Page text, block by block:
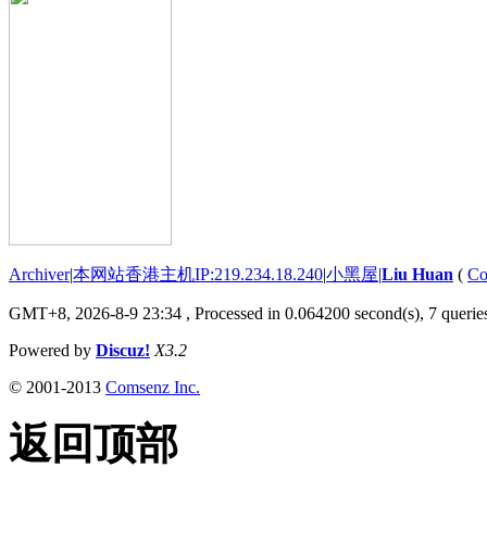
Archiver|本网站香港主机IP:219.234.18.240|小黑屋|Liu Huan (
GMT+8, 2026-8-9 23:34 , Processed in 0.064200 second(s), 7
Powered by Discuz! X3.2
© 2001-2013 Comsenz Inc.
返回顶部